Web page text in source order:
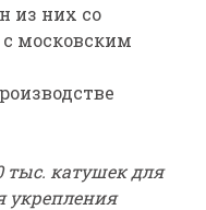
из них со
московским
тыс. катушек для
укрепления